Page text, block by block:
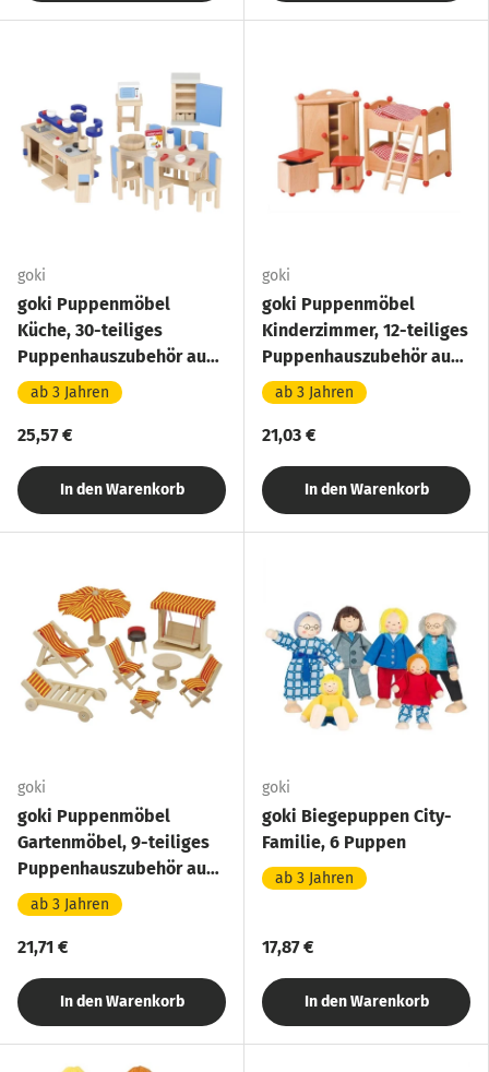
goki
goki Puppenmöbel
Küche, 30-teiliges
Puppenhauszubehör aus
Holz
ab 3 Jahren
25,57 €
In den Warenkorb
goki
goki Puppenmöbel
Kinderzimmer, 12-teiliges
Puppenhauszubehör aus
Holz
ab 3 Jahren
21,03 €
In den Warenkorb
goki
goki Puppenmöbel
Gartenmöbel, 9-teiliges
Puppenhauszubehör aus
Holz
ab 3 Jahren
21,71 €
In den Warenkorb
goki
goki Biegepuppen City-
Familie, 6 Puppen
ab 3 Jahren
17,87 €
In den Warenkorb